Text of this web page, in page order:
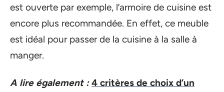
est ouverte par exemple, l’armoire de cuisine est
encore plus recommandée. En effet, ce meuble
est idéal pour passer de la cuisine à la salle à
manger.
A lire également : 4 critères de choix d’un